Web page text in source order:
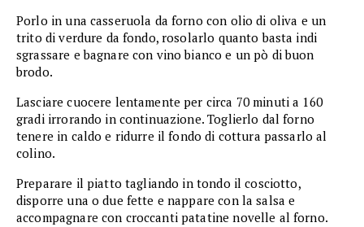
Porlo in una casseruola da forno con olio di oliva e un
trito di verdure da fondo, rosolarlo quanto basta indi
sgrassare e bagnare con vino bianco e un pò di buon
brodo.
Lasciare cuocere lentamente per circa 70 minuti a 160
gradi irrorando in continuazione. Toglierlo dal forno
tenere in caldo e ridurre il fondo di cottura passarlo al
colino.
Preparare il piatto tagliando in tondo il cosciotto,
disporre una o due fette e nappare con la salsa e
accompagnare con croccanti patatine novelle al forno.